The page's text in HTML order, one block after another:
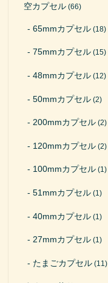
空カプセル (66)
65mmカプセル (18)
75mmカプセル (15)
48mmカプセル (12)
50mmカプセル (2)
200mmカプセル (2)
120mmカプセル (2)
100mmカプセル (1)
51mmカプセル (1)
40mmカプセル (1)
27mmカプセル (1)
たまごカプセル (11)